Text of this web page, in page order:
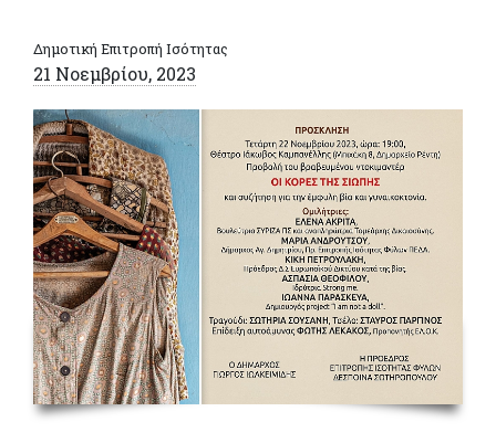
Δημοτική Επιτροπή Ισότητας
21 Νοεμβρίου, 2023